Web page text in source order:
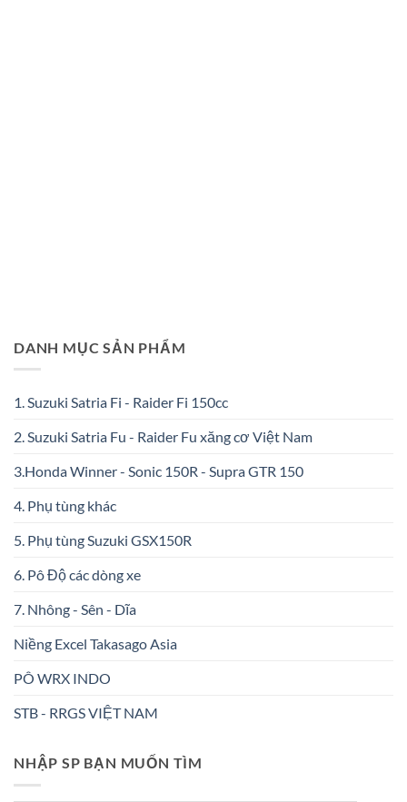
DANH MỤC SẢN PHẨM
1. Suzuki Satria Fi - Raider Fi 150cc
2. Suzuki Satria Fu - Raider Fu xăng cơ Việt Nam
3.Honda Winner - Sonic 150R - Supra GTR 150
4. Phụ tùng khác
5. Phụ tùng Suzuki GSX150R
6. Pô Độ các dòng xe
7. Nhông - Sên - Dĩa
Niềng Excel Takasago Asia
PÔ WRX INDO
STB - RRGS VIỆT NAM
NHẬP SP BẠN MUỐN TÌM